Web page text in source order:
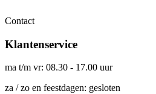
Contact
Klantenservice
ma t/m vr: 08.30 - 17.00 uur
za / zo en feestdagen: gesloten